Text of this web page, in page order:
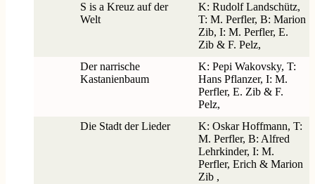
S is a Kreuz auf der
Welt
K: Rudolf Landschütz,
T: M. Perfler, B: Marion
Zib, I: M. Perfler, E.
Zib & F. Pelz,
Der narrische
Kastanienbaum
K: Pepi Wakovsky, T:
Hans Pflanzer, I: M.
Perfler, E. Zib & F.
Pelz,
Die Stadt der Lieder
K: Oskar Hoffmann, T:
M. Perfler, B: Alfred
Lehrkinder, I: M.
Perfler, Erich & Marion
Zib ,